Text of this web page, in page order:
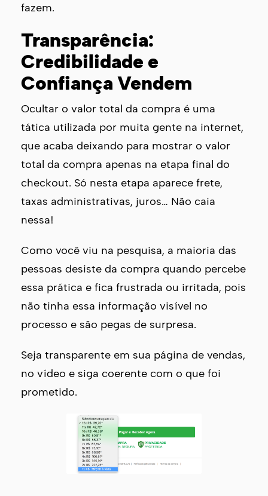
fazem.
Transparência:
Credibilidade e
Confiança Vendem
Ocultar o valor total da compra é uma
tática utilizada por muita gente na internet,
que acaba deixando para mostrar o valor
total da compra apenas na etapa final do
checkout. Só nesta etapa aparece frete,
taxas administrativas, juros… Não caia
nessa!
Como você viu na pesquisa, a maioria das
pessoas desiste da compra quando percebe
essa prática e fica frustrada ou irritada, pois
não tinha essa informação visível no
processo e são pegas de surpresa.
Seja transparente em sua página de vendas,
no vídeo e siga coerente com o que foi
prometido.